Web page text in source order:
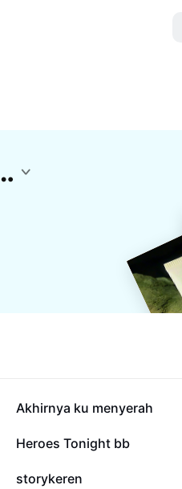
46 Gratis Dari CapCut
6,9 rb
Akhirnya ku menyerah
2,3 rb
Heroes Tonight bb
15
storykeren